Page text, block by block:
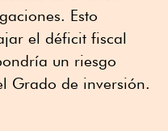
Esto
el déficit fiscal
un riesgo
Grado de inversión.